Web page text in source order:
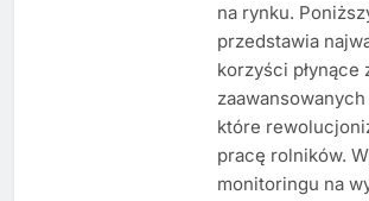
na rynku.
przedstawia
korzyści płynące
które
pracę rolników.
monitoringu na